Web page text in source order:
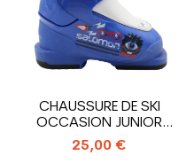
CHAUSSURE DE SKI
OCCASION JUNIOR
SALOMON T1_1 CROCHET
25,00 €